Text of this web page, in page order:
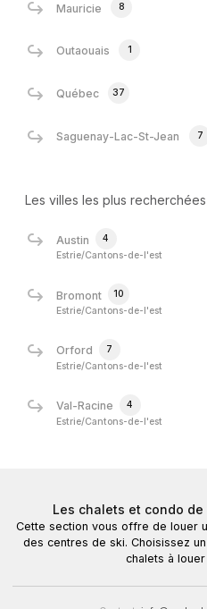
Mauricie 8
Outaouais 1
Québec 37
Saguenay-Lac-St-Jean 7
Les villes les plus
Austin
4
Estrie/Cantons-de-l'est
Bromont
10
Estrie/Cantons-de-l'est
Orford
7
Estrie/Cantons-de-l'est
Val-Racine
4
Estrie/Cantons-de-l'est
Les chalets et condo
Cette section vous offre de louer
des centres de ski. Choisissez
chalets à